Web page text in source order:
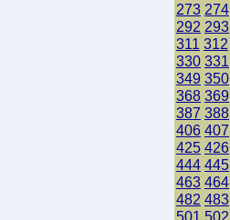
273 274
292 293
311 312
330 331
349 350
368 369
387 388
406 407
425 426
444 445
463 464
482 483
501 502